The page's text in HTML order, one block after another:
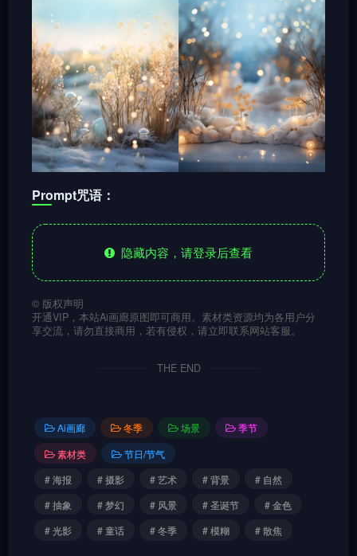
Prompt咒语：
隐藏内容，请登录后查看
© 版权声明
开通VIP，本站Ai画廊原图即可商用。素材类资源均为各用户分
享交流，请勿直接商用，若有侵权，请立即联系网站客服。
THE END
Ai画廊 冬季 场景
季节
素材类
节日/节气
# 海报
# 摄影 # 艺术 # 背景
# 自然
# 抽象
# 梦幻 # 风景 # 圣诞节
# 金色
# 光影
# 童话 # 冬季 # 模糊 # 散焦